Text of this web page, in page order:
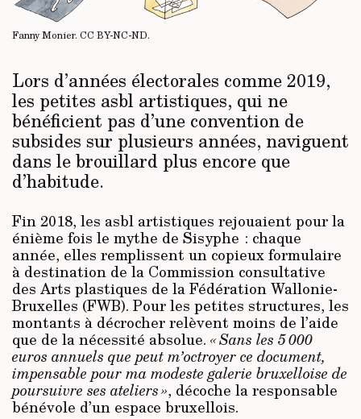
Fanny Monier. CC BY-NC-ND.
Lors d’années électorales comme 2019,
les petites asbl artistiques, qui ne
bénéficient pas d’une convention de
subsides sur plusieurs années, naviguent
dans le brouillard plus encore que
d’habitude.
Fin 2018, les asbl artistiques rejouaient pour la
énième fois le mythe de Sisyphe : chaque
année, elles remplissent un copieux formulaire
à destination de la Commission consultative
des Arts plastiques de la Fédération Wallonie-
Bruxelles (FWB). Pour les petites structures, les
montants à décrocher relèvent moins de l’aide
que de la nécessité absolue. « Sans les 5 000
euros annuels que peut m’octroyer ce document,
impensable pour ma modeste galerie bruxelloise de
poursuivre ses ateliers », décoche la responsable
bénévole d’un espace bruxellois.